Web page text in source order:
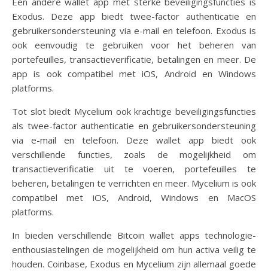
Exodus. Deze app biedt twee-factor authenticatie en
gebruikersondersteuning via e-mail en telefoon. Exodus is
ook eenvoudig te gebruiken voor het beheren van
portefeuilles, transactieverificatie, betalingen en meer. De
app is ook compatibel met iOS, Android en Windows
platforms.
Tot slot biedt Mycelium ook krachtige beveiligingsfuncties
als twee-factor authenticatie en gebruikersondersteuning
via e-mail en telefoon. Deze wallet app biedt ook
verschillende functies, zoals de mogelijkheid om
transactieverificatie uit te voeren, portefeuilles te
beheren, betalingen te verrichten en meer. Mycelium is ook
compatibel met iOS, Android, Windows en MacOS
platforms.
In bieden verschillende Bitcoin wallet apps technologie-
enthousiastelingen de mogelijkheid om hun activa veilig te
houden. Coinbase, Exodus en Mycelium zijn allemaal goede